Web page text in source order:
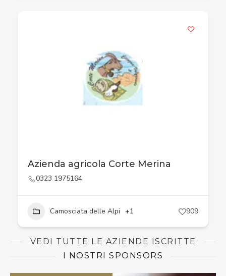
Azienda agricola Corte Merina
0323 1975164
Camosciata delle Alpi +1 909
VEDI TUTTE LE AZIENDE ISCRITTE
I NOSTRI SPONSORS